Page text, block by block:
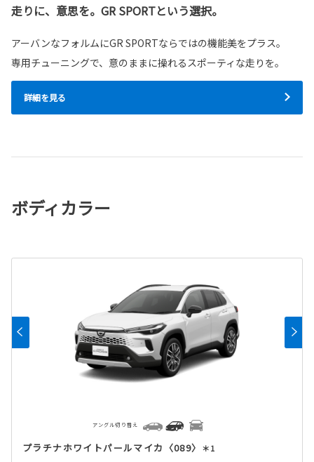
走りに、意思を。GR SPORTという選択。
アーバンなフォルムにGR SPORTならではの機能美をプラス。
専用チューニングで、意のままに操れるスポーティな走りを。
詳細を見る
ボディカラー
プラチナホワイトパールマイカ〈089〉 ＊1
アングル切り替え